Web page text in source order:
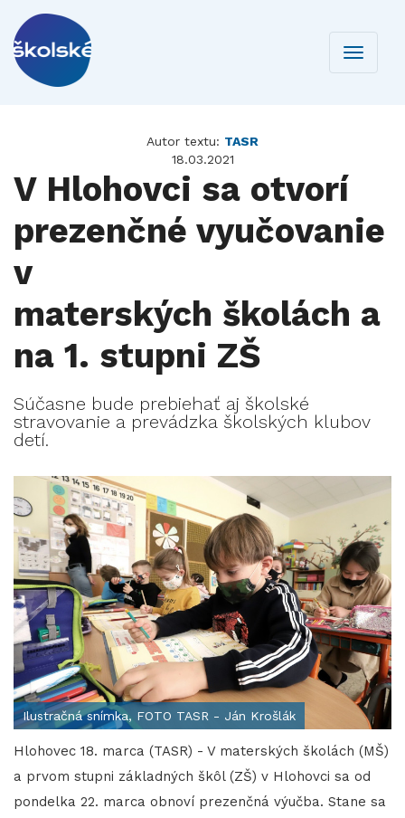
Toggle
Autor textu: TASR
18.03.2021
V Hlohovci sa otvorí
prezenčné vyučovanie
v
materských školách a
na 1. stupni ZŠ
Súčasne bude prebiehať aj školské
stravovanie a prevádzka školských klubov
detí.
Ilustračná snímka, FOTO TASR - Ján Krošlák
Hlohovec 18. marca (TASR) - V materských školách (MŠ)
a prvom stupni základných škôl (ZŠ) v Hlohovci sa od
pondelka 22. marca obnoví prezenčná výučba. Stane sa